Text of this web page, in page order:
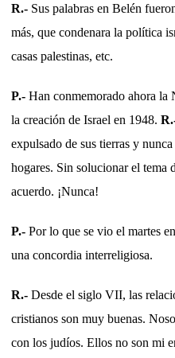
R.- Sus palabras en Belén
más, que condenara la política
casas palestinas, etc.
P.- Han conmemorado ahora la
la creación de Israel en 1948.
expulsado de sus tierras y
hogares. Sin solucionar el tema
acuerdo. ¡Nunca!
P.- Por lo que se vio el martes
una concordia interreligiosa.
R.- Desde el siglo VII, las
cristianos son muy buenas.
con los judíos. Ellos no son mi